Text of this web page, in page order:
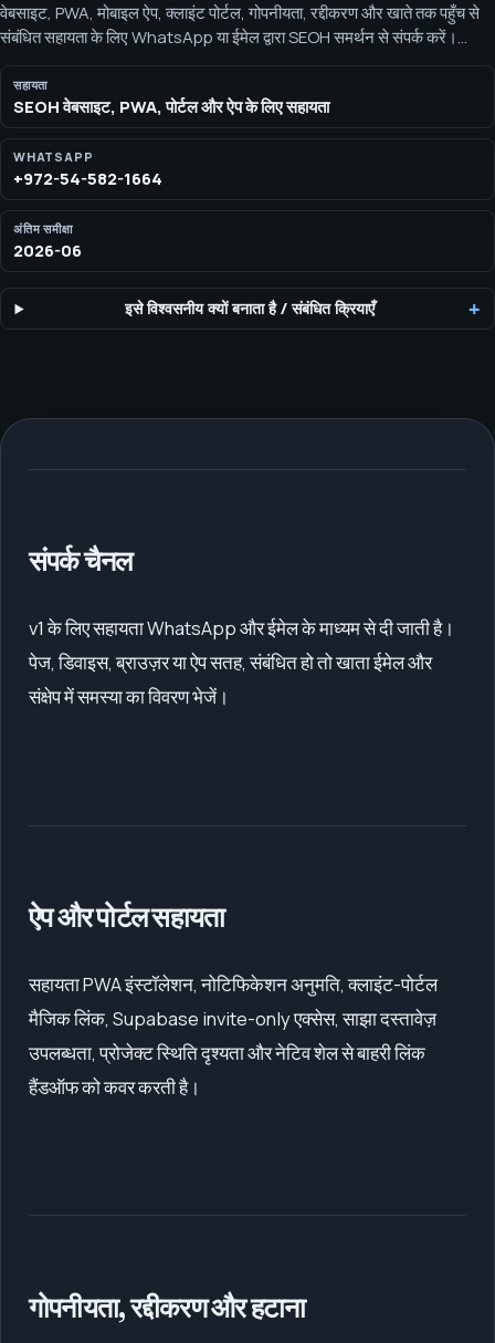
वेबसाइट, PWA, मोबाइल ऐप, क्लाइंट पोर्टल, गोपनीयता, रद्दीकरण और खाते तक पहुँच से
संबंधित सहायता के लिए WhatsApp या ईमेल द्वारा SEOH समर्थन से संपर्क करें।
वेबसाइट, PWA इंस्टॉलेशन, नोटिफिकेशन अनुमति, मैजिक लिंक, पोर्टल एक्सेस, साझा
दस्तावेज़, गोपनीयता, रद्दीकरण या डेटा-हटाने के अनुरोधों के लिए इस पृष्ठ का उपयोग करें।
सहायता
SEOH वेबसाइट, PWA, पोर्टल और ऐप के लिए सहायता
WHATSAPP
+972-54-582-1664
अंतिम समीक्षा
2026-06
इसे विश्वसनीय क्यों बनाता है/संबंधित क्रियाएँ
संपर्क चैनल
v1 के लिए सहायता WhatsApp और ईमेल के माध्यम से दी जाती है।
पेज, डिवाइस, ब्राउज़र या ऐप सतह, संबंधित हो तो खाता ईमेल और
संक्षेप में समस्या का विवरण भेजें।
ऐप और पोर्टल सहायता
सहायता PWA इंस्टॉलेशन, नोटिफिकेशन अनुमति, क्लाइंट-पोर्टल
मैजिक लिंक, Supabase invite-only एक्सेस, साझा दस्तावेज़
उपलब्धता, प्रोजेक्ट स्थिति दृश्यता और नेटिव शेल से बाहरी लिंक
हैंडऑफ को कवर करती है।
गोपनीयता, रद्दीकरण और हटाना